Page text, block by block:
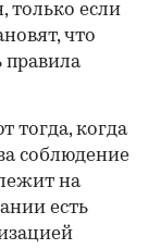
только если
что
правила
тогда, когда
соблюдение
на
есть